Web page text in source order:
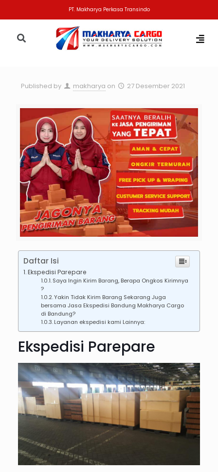
PT. Makharya Perkasa Transindo
Published by makharya on 27 Desember 2021
Daftar Isi
Ekspedisi Parepare
Saya Ingin Kirim Barang, Berapa Ongkos Kirimnya
?
Yakin Tidak Kirim Barang Sekarang Juga
bersama Jasa Ekspedisi Bandung Makharya Cargo
di Bandung?
Layanan ekspedisi kami Lainnya:
Ekspedisi Parepare